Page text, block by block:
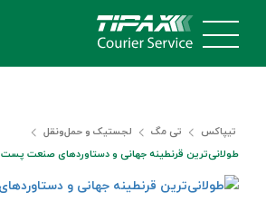
تیپاکس تی مگ
لجستیک و حمل‎‌و‎نقل
طولانی‌ترین قرنطینه جهانی و دستاوردهای صنعت پست